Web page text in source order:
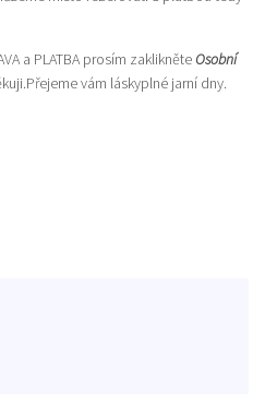
a PLATBA prosím zaklikněte Osobní
vám láskyplné jarní dny.